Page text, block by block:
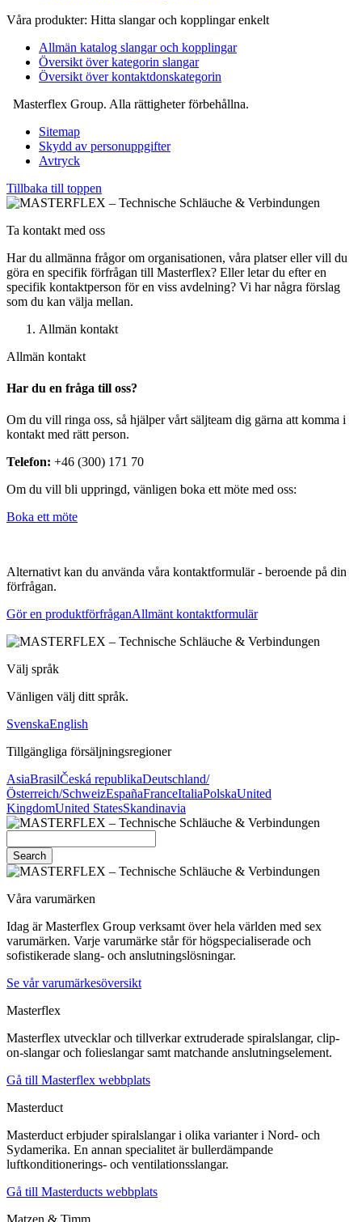
Våra produkter: Hitta slangar och kopplingar enkelt
Allmän katalog slangar och kopplingar
Översikt över kategorin slangar
Översikt över kontaktdonskategorin
Masterflex Group. Alla rättigheter förbehållna.
Sitemap
Skydd av personuppgifter
Avtryck
Tillbaka till toppen
Ta kontakt med oss
Har du allmänna frågor om organisationen, våra platser eller vill du
göra en specifik förfrågan till Masterflex? Eller letar du efter en
specifik kontaktperson för en viss avdelning? Vi har några förslag
som du kan välja mellan.
Allmän kontakt
Allmän kontakt
Har du en fråga till oss?
Om du vill ringa oss, så hjälper vårt säljteam dig gärna att komma i
kontakt med rätt person.
Telefon: +46 (300) 171 70
Om du vill bli uppringd, vänligen boka ett möte med oss:
Boka ett möte
Alternativt kan du använda våra kontaktformulär - beroende på din
förfrågan.
Gör en produktförfråganAllmänt kontaktformulär
Välj språk
Vänligen välj ditt språk.
SvenskaEnglish
Tillgängliga försäljningsregioner
AsiaBrasilČeská republikaDeutschland/
Österreich/SchweizEspañaFranceItaliaPolskaUnited
KingdomUnited StatesSkandinavia
Search
Våra varumärken
Idag är Masterflex Group verksamt över hela världen med sex
varumärken. Varje varumärke står för högspecialiserade och
sofistikerade slang- och anslutningslösningar.
Se vår varumärkesöversikt
Masterflex
Masterflex utvecklar och tillverkar extruderade spiralslangar, clip-
on-slangar och folieslangar samt matchande anslutningselement.
Gå till Masterflex webbplats
Masterduct
Masterduct erbjuder spiralslangar i olika varianter i Nord- och
Sydamerika. En annan specialitet är bullerdämpande
luftkonditionerings- och ventilationsslangar.
Gå till Masterducts webbplats
Matzen & Timm